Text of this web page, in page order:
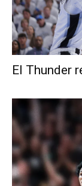
El Thunder